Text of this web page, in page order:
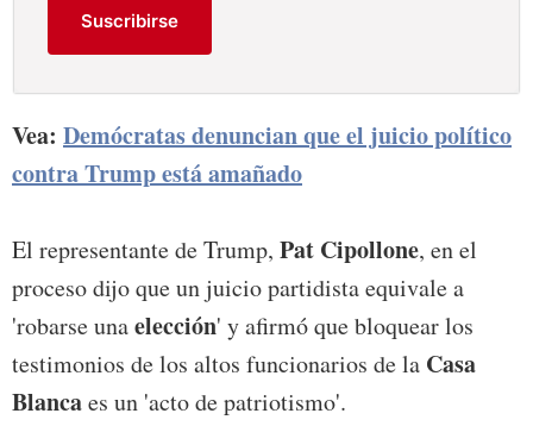
Suscribirse
Vea: Demócratas denuncian que el juicio político
contra Trump está amañado
El representante de Trump, Pat Cipollone, en el
proceso dijo que un juicio partidista equivale a
'robarse unaelección' y afirmó que bloquear los
testimonios de los altos funcionarios de la Casa
Blancaes un 'acto de patriotismo'.